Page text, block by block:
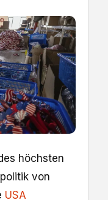
höchsten
von
USA